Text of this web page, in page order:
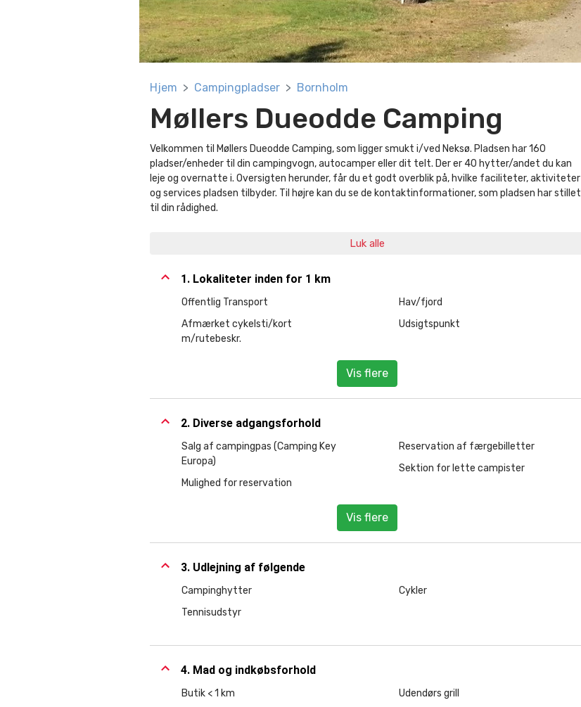
Hjem Campingpladser Bornholm
Møllers Dueodde Camping
Velkommen til Møllers Dueodde Camping, som ligger smukt i/ved Neksø. Pladsen har 160
pladser/enheder til din campingvogn, autocamper eller dit telt. Der er 40 hytter/andet du kan
leje og overnatte i. Oversigten herunder, får du et godt overblik på, hvilke faciliteter, aktiviteter
og services pladsen tilbyder. Til højre kan du se de kontaktinformationer, som pladsen har stillet
til din rådighed.
Luk alle
1. Lokaliteter inden for 1 km
Offentlig Transport
Afmærket cykelsti/kort
m/rutebeskr.
Hav/fjord
Udsigtspunkt
Vis flere
2. Diverse adgangsforhold
Salg af campingpas (Camping Key
Europa)
Mulighed for reservation
Reservation af færgebilletter
Sektion for lette campister
Vis flere
3. Udlejning af følgende
Campinghytter
Tennisudstyr
Cykler
4. Mad og indkøbsforhold
Butik < 1 km
Udendørs grill